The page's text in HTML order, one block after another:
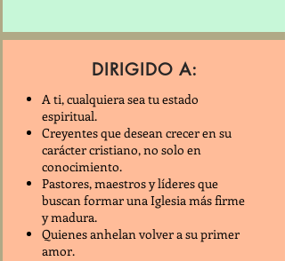
DIRIGIDO A:
A ti, cualquiera sea tu estado
espiritual.
Creyentes que desean crecer en su
carácter cristiano, no solo en
conocimiento.
Pastores, maestros y líderes que
buscan formar una Iglesia más firme
y madura.
Quienes anhelan volver a su primer
amor.